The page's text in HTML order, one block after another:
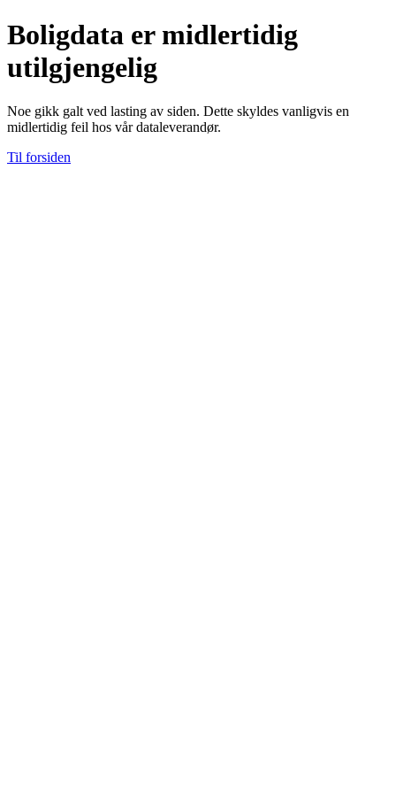
Boligdata er midlertidig
utilgjengelig
Noe gikk galt ved lasting av siden. Dette skyldes vanligvis en
midlertidig feil hos vår dataleverandør.
Til forsiden